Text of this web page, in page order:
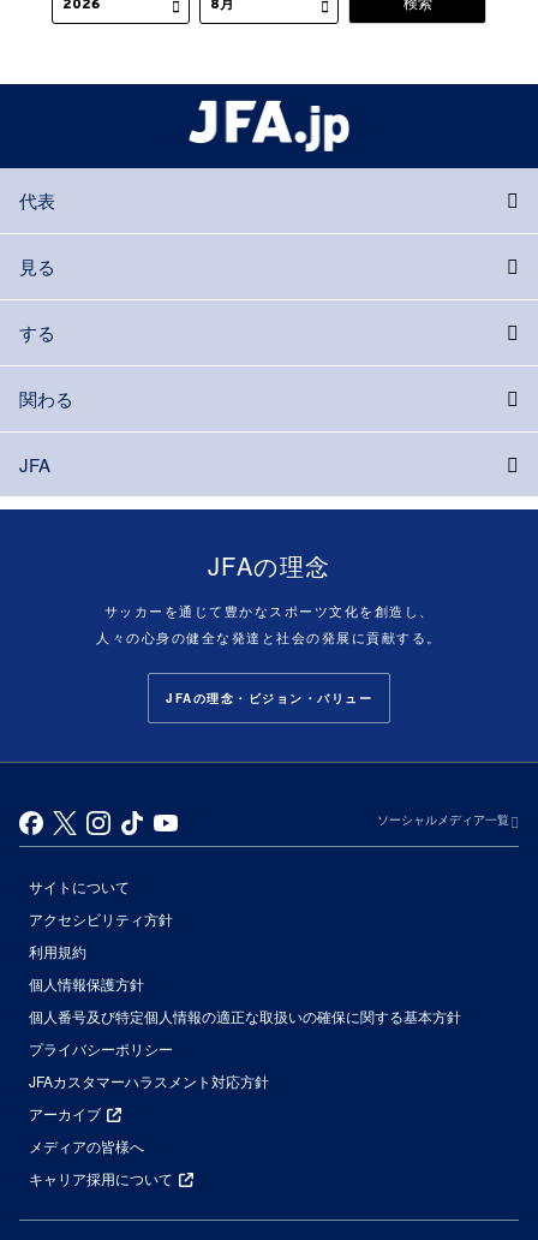
代表
見る
する
関わる
JFA
JFAの理念
サッカーを通じて豊かなスポーツ文化を創造し、
人々の心身の健全な発達と社会の発展に貢献する。
JFAの理念・ビジョン・バリュー
ソーシャルメディア一覧
サイトについて
アクセシビリティ方針
利用規約
個人情報保護方針
個人番号及び特定個人情報の適正な取扱いの確保に関する基本方針
プライバシーポリシー
JFAカスタマーハラスメント対応方針
アーカイブ
メディアの皆様へ
キャリア採用について